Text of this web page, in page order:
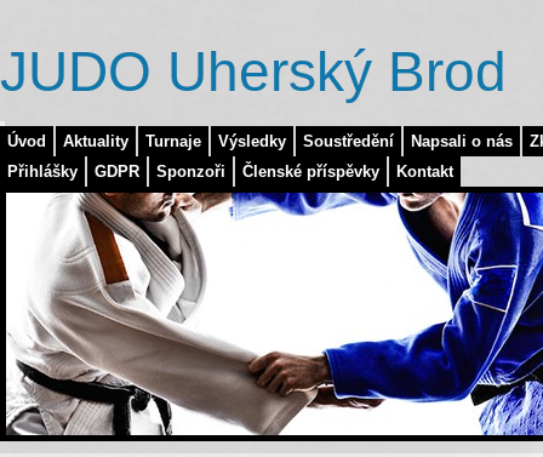
Úvod Aktuality Turnaje Výsledky Soustředění Napsali o nás
Přihlášky
GDPR Sponzoři Členské příspěvky Kontakt
JUDO Uherský Brod